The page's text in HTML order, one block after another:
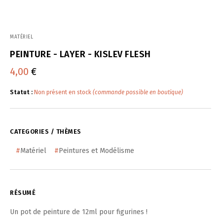
MATÉRIEL
PEINTURE - LAYER - KISLEV FLESH
4,00 €
Statut : Non présent en stock (commande possible en boutique)
CATEGORIES / THÈMES
#Matériel #Peintures et Modélisme
RÉSUMÉ
Un pot de peinture de 12ml pour figurines !